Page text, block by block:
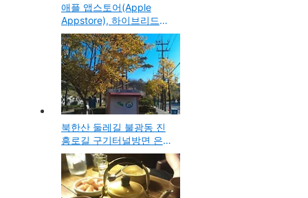
애플 앱스토어(Apple
Appstore), 하이브리드앱
을 가장한 모바일 앱의 앱
스토어 등록 제한에 대한
오해와 진실
북한산 둘레길 불광동 진
흥로길 구기터널방면 은행
나무의 절정 가을 단풍 사
진